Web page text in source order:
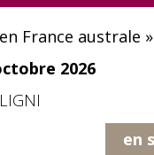
France australe »
2026
en